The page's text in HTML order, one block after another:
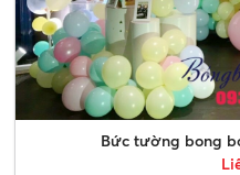
Bức tường bong